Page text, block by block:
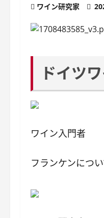
ワイン研究家
ドイツ
ワイン入門者
フランケンにつ